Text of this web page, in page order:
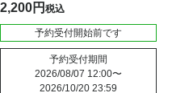
2,200 税込
予約受付開始前です
予約受付期間
2026/08/07 12:00〜
2026/10/20 23:59